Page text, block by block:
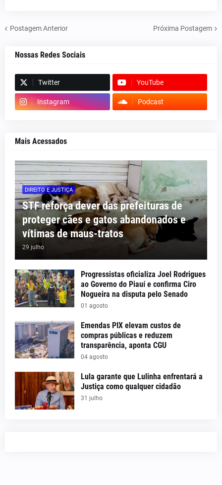
Postagem Anterior Próxima Postagem
Nossas Redes Sociais
Twitter YouTube
Instagram Podcast
Mais Acessados
DIREITO E JUSTIÇA
STF reforça dever das prefeituras de
proteger cães e gatos abandonados e
vítimas de maus-tratos
29 julho
Progressistas oficializa Joel Rodrigues
ao Governo do Piauí e confirma Ciro
Nogueira na disputa pelo Senado
01 agosto
Emendas PIX elevam custos de
compras públicas e reduzem
transparência, aponta CGU
04 agosto
Lula garante que Lulinha enfrentará a
Justiça como qualquer cidadão
31 julho